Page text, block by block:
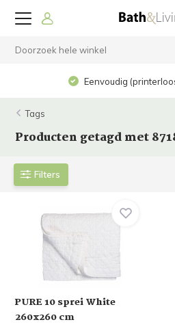
Eenvoudig
Tags
Producten getagd met
Filters
PURE 10 sprei White
260x260 cm